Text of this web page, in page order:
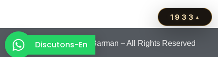
© 2011 – La Maison du Barman – All Rights Reserved
Discutons-En
1933 ▴